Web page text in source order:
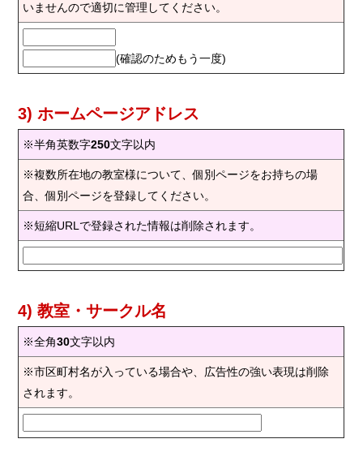
いませんので適切に管理してください。
(確認のためもう一度)
3) ホームページアドレス
※半角英数字250文字以内
※複数所在地の教室様について、個別ページをお持ちの場
合、個別ページを登録してください。
※短縮URLで登録された情報は削除されます。
4) 教室・サークル名
※全角30文字以内
※市区町村名が入っている場合や、広告性の強い表現は削除
されます。